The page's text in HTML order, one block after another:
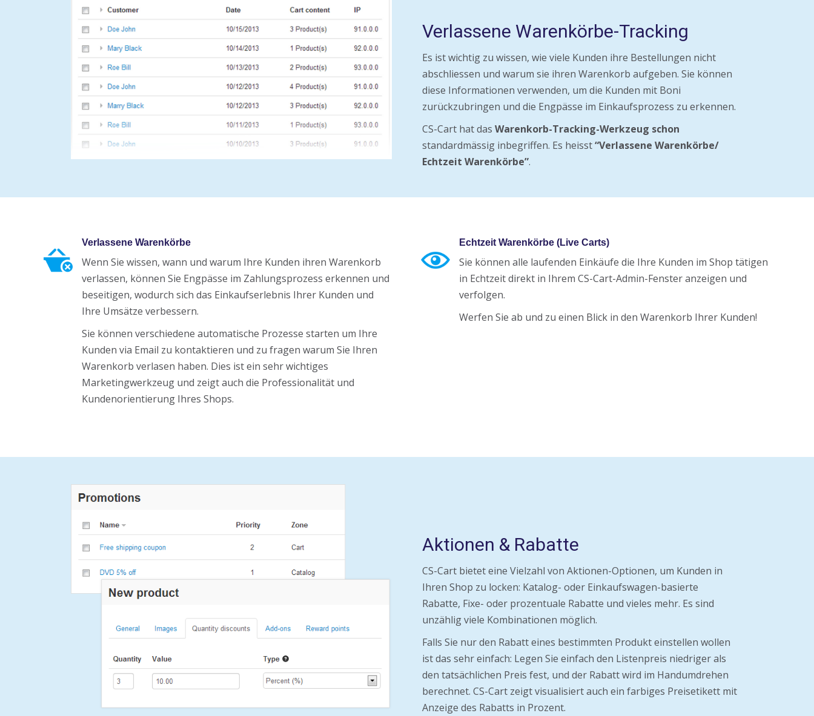
Verlassene Warenkörbe-Tracking
Es ist wichtig zu wissen, wie viele Kunden ihre Bestellungen nicht
abschliessen und warum sie ihren Warenkorb aufgeben. Sie können
diese Informationen verwenden, um die Kunden mit Boni
zurückzubringen und die Engpässe im Einkaufsprozess zu erkennen.
CS-Cart hat das Warenkorb-Tracking-Werkzeug schon
standardmässig inbegriffen. Es heisst“Verlassene Warenkörbe/
Echtzeit Warenkörbe”.
Verlassene Warenkörbe
Wenn Sie wissen, wann und warum Ihre Kunden ihren Warenkorb
verlassen, können Sie Engpässe im Zahlungsprozess erkennen und
beseitigen, wodurch sich das Einkaufserlebnis Ihrer Kunden und
Ihre Umsätze verbessern.
Sie können verschiedene automatische Prozesse starten um Ihre
Kunden via Email zu kontaktieren und zu fragen warum Sie Ihren
Warenkorb verlasen haben. Dies ist ein sehr wichtiges
Marketingwerkzeug und zeigt auch die Professionalität und
Kundenorientierung Ihres Shops.
Echtzeit Warenkörbe (Live Carts)
Sie können alle laufenden Einkäufe die Ihre Kunden im Shop tätigen
in Echtzeit direkt in Ihrem CS-Cart-Admin-Fenster anzeigen und
verfolgen.
Werfen Sie ab und zu einen Blick in den Warenkorb Ihrer Kunden!
Aktionen & Rabatte
CS-Cart bietet eine Vielzahl von Aktionen-Optionen, um Kunden in
Ihren Shop zu locken: Katalog- oder Einkaufswagen-basierte
Rabatte, Fixe- oder prozentuale Rabatte und vieles mehr. Es sind
unzählig viele Kombinationen möglich.
Falls Sie nur den Rabatt eines bestimmten Produkt einstellen wollen
ist das sehr einfach: Legen Sie einfach den Listenpreis niedriger als
den tatsächlichen Preis fest, und der Rabatt wird im Handumdrehen
berechnet. CS-Cart zeigt visualisiert auch ein farbiges Preisetikett mit
Anzeige des Rabatts in Prozent.